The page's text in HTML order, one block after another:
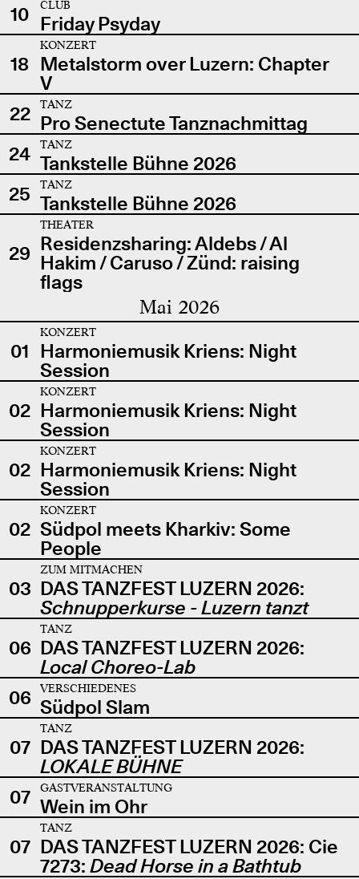
10
CLUB
Friday Psyday
18
KONZERT
Metalstorm over Luzern: Chapter
V
22
TANZ
Pro Senectute Tanznachmittag
24
TANZ
Tankstelle Bühne 2026
25
TANZ
Tankstelle Bühne 2026
29
THEATER
Residenzsharing: Aldebs / Al
Hakim / Caruso / Zünd: raising
flags
Mai 2026
01
KONZERT
Harmoniemusik Kriens: Night
Session
02
KONZERT
Harmoniemusik Kriens: Night
Session
02
KONZERT
Harmoniemusik Kriens: Night
Session
02
KONZERT
Südpol meets Kharkiv: Some
People
03
ZUM MITMACHEN
DAS TANZFEST LUZERN 2026:
Schnupperkurse - Luzern tanzt
06
TANZ
DAS TANZFEST LUZERN 2026:
Local Choreo-Lab
06
VERSCHIEDENES
Südpol Slam
07
TANZ
DAS TANZFEST LUZERN 2026:
LOKALE BÜHNE
07
GASTVERANSTALTUNG
Wein im Ohr
07
TANZ
DAS TANZFEST LUZERN 2026: Cie
7273: Dead Horse in a Bathtub